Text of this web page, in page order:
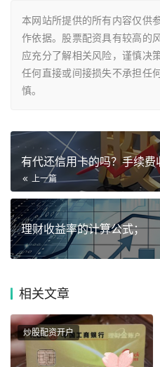
本网站所提供的所有内容仅供
作依据。股票配资具有较高的
应充分了解相关风险，谨慎决
任何直接或间接损失不承担任
慎。
上一篇
理财收益率的计算公式；
相关文章
炒股配资开户